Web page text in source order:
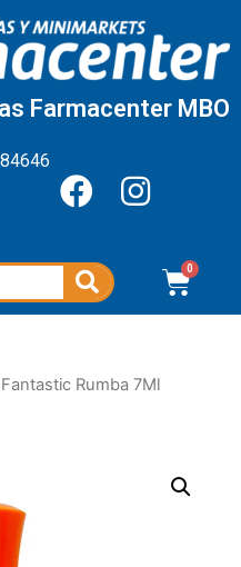
Farmacenter MBO
Rumba 7Ml